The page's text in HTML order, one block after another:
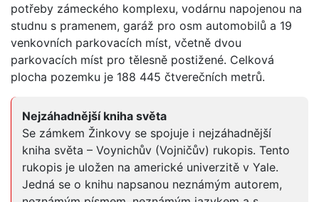
potřeby zámeckého komplexu, vodárnu napojenou na
studnu s pramenem, garáž pro osm automobilů a 19
venkovních parkovacích míst, včetně dvou
parkovacích míst pro tělesně postižené. Celková
plocha pozemku je 188 445 čtverečních metrů.
Nejzáhadnější kniha světa
Se zámkem Žinkovy se spojuje i nejzáhadnější
kniha světa – Voynichův (Vojničův) rukopis. Tento
rukopis je uložen na americké univerzitě v Yale.
Jedná se o knihu napsanou neznámým autorem,